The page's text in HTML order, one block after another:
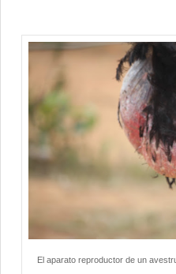
El aparato reproductor de un